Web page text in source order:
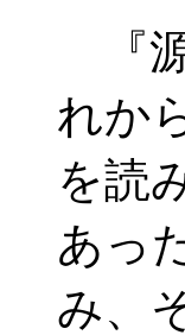
『
れか
を読
あっ
み、